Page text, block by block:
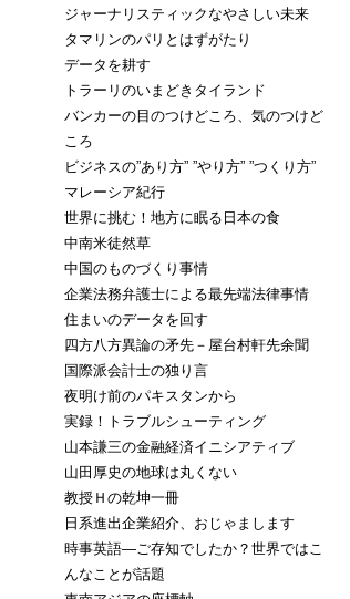
ジャーナリスティックなやさしい未来
タマリンのパリとはずがたり
データを耕す
トラーリのいまどきタイランド
バンカーの目のつけどころ、気のつけど
ころ
ビジネスの”あり方” ”やり方” ”つくり方”
マレーシア紀行
世界に挑む！地方に眠る日本の食
中南米徒然草
中国のものづくり事情
企業法務弁護士による最先端法律事情
住まいのデータを回す
四方八方異論の矛先－屋台村軒先余聞
国際派会計士の独り言
夜明け前のパキスタンから
実録！トラブルシューティング
山本謙三の金融経済イニシアティブ
山田厚史の地球は丸くない
教授Ｈの乾坤一冊
日系進出企業紹介、おじゃまします
時事英語―ご存知でしたか？世界ではこ
んなことが話題